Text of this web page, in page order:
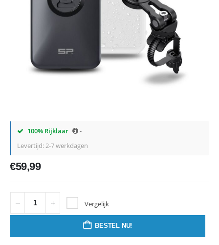
100% Rijklaar
-
Levertijd: 2-7 werkdagen
€59,99
Vergelijk
BESTEL NU!